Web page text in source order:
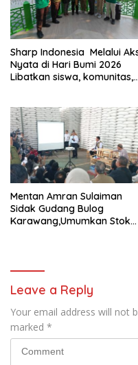
Sharp Indonesia Melalui
Nyata di Hari Bumi 2026
Libatkan siswa, komunitas,
Mentan Amran Sulaiman
Sidak Gudang Bulog
Karawang,Umumkan Stok
Leave a Reply
Your email address will not
marked *